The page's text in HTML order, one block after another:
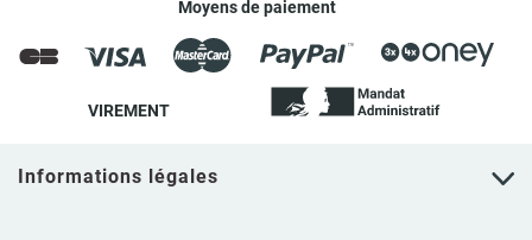
Moyens de paiement
VIREMENT
Informations légales